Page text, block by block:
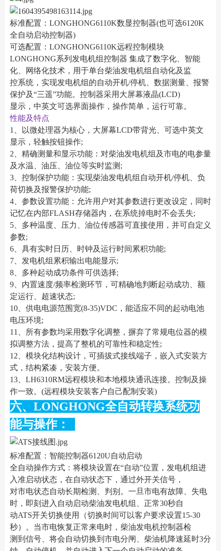
标准配置：LONGHONG6110K数显控制器(也可选6120K
全自动启动控制器)
可选配置：LONGHONG6110K远程控制模块
LONGHONG系列发电机组控制器 集成了数字化、智能
化、网络化技术，用于单台柴油发电机组自动化及监
控系统，实现发电机组的自动开机/停机、数据测量、报警
保护及“三遥”功能。控制器采用大屏幕液晶(LCD)
显示，中英文可选界面操作，操作简单，运行可靠。
性能及特点
1、以微处理器为核心，大屏幕LCD带背光、可选中英文
显示，轻触按钮操作;
2、精确测量和显示功能：对柴油发电机组及市电的电参量
及水温、油压、油位等实时监测;
3、控制保护功能：实现柴油发电机组自动开机/停机、负
荷切换及报警保护功能;
4、参数设置功能：允许用户对其参数进行更改设定，同时
记忆在内部FLASH存储器内，在系统掉电时不会丢失;
5、多种温度、压力、油位传感器可直接使用，并可自定义
参数;
6、具有实时日历、时钟及运行时间累积功能;
7、发电机组累积输出电能显示;
8、多种起动成功条件可供选择;
9、内置速度/频率检测环节，可精确地判断起动成功、额
定运行、超速状态;
10、供电电源范围宽(8-35)VDC，能适应不同的起动电池
电压环境;
11、所有参数均采用数字化调整，摒弃了常规电位器的模
拟调整方法，提高了整机的可靠性和稳定性;
12、模块化结构设计，可插拔式接线端子，嵌入式安装方
式，结构紧凑，安装方便。
13、LH6310RM远程模块和本地模块通讯连接。控制及操
作一致。(远程模块安装客户自己配制安装)
六、LONGHONG全自动转换系统功
能与操作：
标准配置：智能控制器6120U自动启动
全自动操作方式：将模块设置在“自动”位置，发电机组进
入准启动状态，在自动状态下，通过外开关信号，
对市电状态自动长期检测、判别。一旦市电有故障、失电
时，即刻进入自动启动柴油发电机组、正常30秒自
动ATS开关切换使用（切换时间可以客户要求设置15-30
秒）。当市电恢复正常来电时，柴油发电机控制器检
测到信号、将会自动切换到市电分闸、柴油机降速延时3分